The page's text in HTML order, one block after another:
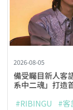
2026-08-05
備受矚目新人客
系中二魂」打造
#RIBINGU
#客